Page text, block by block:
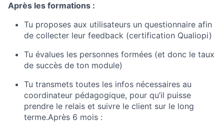
Après les formations :
Tu proposes aux utilisateurs un questionnaire afin
de collecter leur feedback (certification Qualiopi)
Tu évalues les personnes formées (et donc le taux
de succès de ton module)
Tu transmets toutes les infos nécessaires au
coordinateur pédagogique, pour qu’il puisse
prendre le relais et suivre le client sur le long
terme.Après 6 mois :